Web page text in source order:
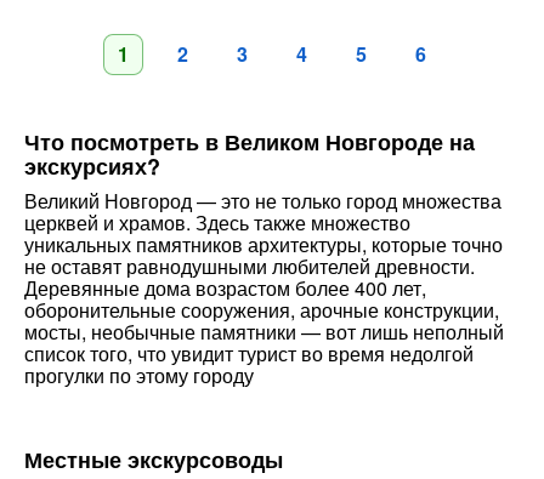
1 2 3 4 5 6
Что посмотреть в Великом Новгороде на
экскурсиях?
Великий Новгород — это не только город множества
церквей и храмов. Здесь также множество
уникальных памятников архитектуры, которые точно
не оставят равнодушными любителей древности.
Деревянные дома возрастом более 400 лет,
оборонительные сооружения, арочные конструкции,
мосты, необычные памятники — вот лишь неполный
список того, что увидит турист во время недолгой
прогулки по этому городу
Местные экскурсоводы